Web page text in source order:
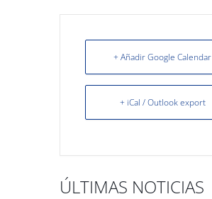
+ Añadir Google Calendar
+ iCal / Outlook export
ÚLTIMAS NOTICIAS